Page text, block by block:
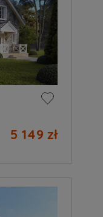
5 149 zł